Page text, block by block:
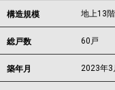
構造規模 地上13
総戸数 60戸
築年月 2023年3